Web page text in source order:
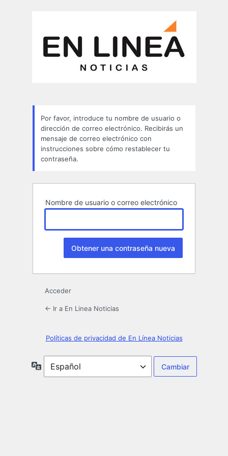
Por favor, introduce tu nombre de usuario o
dirección de correo electrónico. Recibirás un
mensaje de correo electrónico con
instrucciones sobre cómo restablecer tu
contraseña.
Nombre de usuario o correo electrónico
Acceder
← Ir a En Linea Noticias
Políticas de privacidad de En Línea Noticias
Idioma